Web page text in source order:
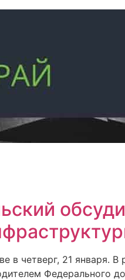
в четверг, 21 января. В
Федерального